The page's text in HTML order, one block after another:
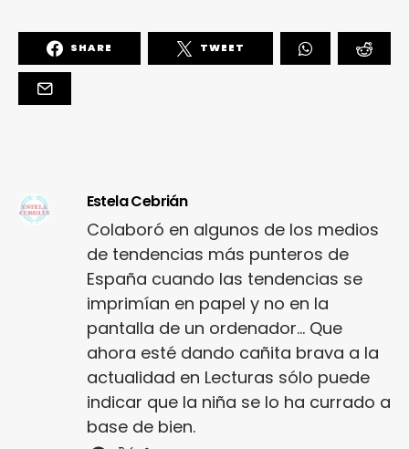
SHARE TWEET
Estela Cebrián
Colaboró en algunos de los medios
de tendencias más punteros de
España cuando las tendencias se
imprimían en papel y no en la
pantalla de un ordenador... Que
ahora esté dando cañita brava a la
actualidad en Lecturas sólo puede
indicar que la niña se lo ha currado a
base de bien.